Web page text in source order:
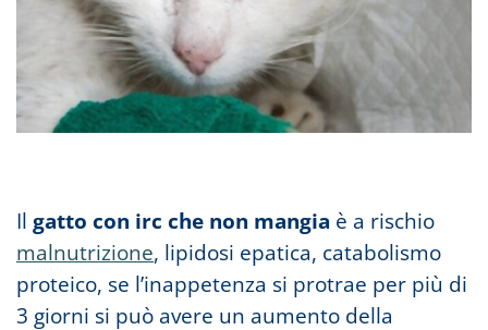
Il gatto con irc che non mangia è a rischio
malnutrizione, lipidosi epatica, catabolismo
proteico, se l’inappetenza si protrae per più di
3 giorni si può avere un aumento della